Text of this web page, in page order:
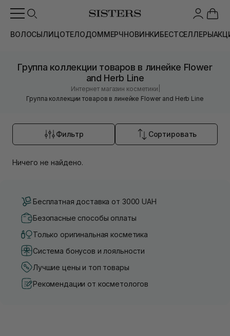
ВОЛОСЫЛИЦОТЕЛОДОММЕРЧНОВИНКИБЕСТСЕЛЛЕРЫ
Группа коллекции товаров в линейке Flower
and Herb Line
Интернет магазин косметики
Группа коллекции товаров в линейке Flower and Herb Line
Фильтр Сортировать
Ничего не найдено.
Бесплатная доставка от 3000 UAH
Безопасные способы оплаты
Только оригинальная косметика
Система бонусов и лояльности
Лучшие цены и топ товары
Рекомендации от косметологов